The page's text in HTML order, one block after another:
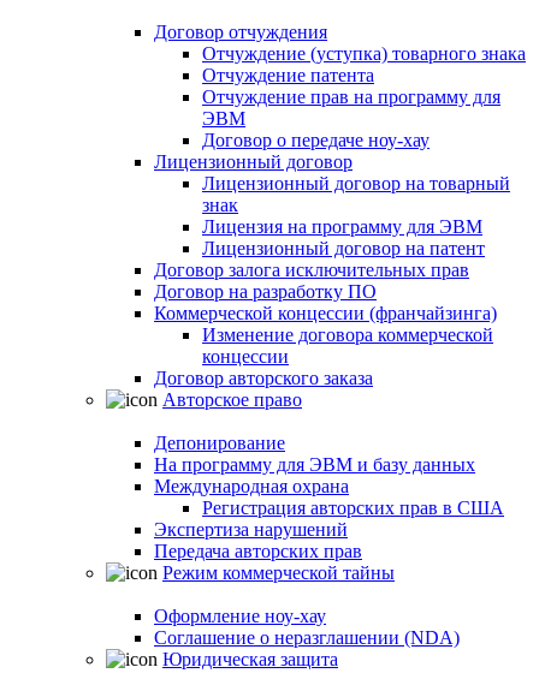
Договор отчуждения
Отчуждение (уступка) товарного знака
Отчуждение патента
Отчуждение прав на программу для
ЭВМ
Договор о передаче ноу-хау
Лицензионный договор
Лицензионный договор на товарный
знак
Лицензия на программу для ЭВМ
Лицензионный договор на патент
Договор залога исключительных прав
Договор на разработку ПО
Коммерческой концессии (франчайзинга)
Изменение договора коммерческой
концессии
Договор авторского заказа
Авторское право
Депонирование
На программу для ЭВМ и базу данных
Международная охрана
Регистрация авторских прав в США
Экспертиза нарушений
Передача авторских прав
Режим коммерческой тайны
Оформление ноу-хау
Соглашение о неразглашении (NDA)
Юридическая защита